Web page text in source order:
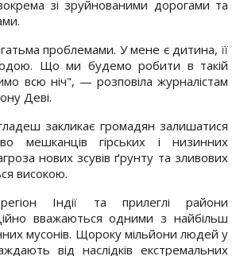
зокрема зі зруйнованими дорогами та
проблемами. У мене є дитина, її
Що ми будемо робити в такій
всю ніч", — розповіла журналістам
Деві.
закликає громадян залишатися
мешканців гірських і низинних
нових зсувів ґрунту та зливових
високою.
регіон Індії та прилеглі райони
вважаються одними з найбільш
мусонів. Щороку мільйони людей у
від наслідків екстремальних